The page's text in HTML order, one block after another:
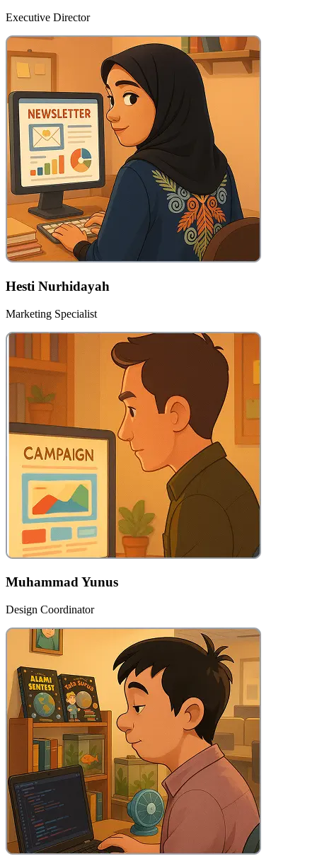
Executive Director
Hesti Nurhidayah
Marketing Specialist
Muhammad Yunus
Design Coordinator